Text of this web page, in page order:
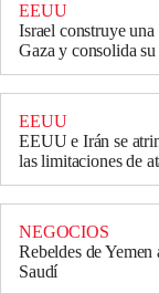
EEUU
Israel construye
Gaza y consolida
EEUU
EEUU e Irán se
las limitaciones de
NEGOCIOS
Rebeldes de
Saudí